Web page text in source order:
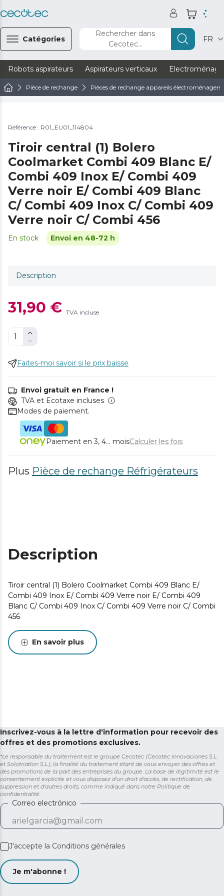
Catégories
Rechercher dans
Cecotec...
FR
Robots aspirateurs Aspirateurs verticaux
Pièce de rechange Pièces de rechange appareils électroménagers
Référence : R01_EU01_114804
Tiroir central (1) Bolero
Coolmarket Combi 409 Blanc E/
Combi 409 Inox E/ Combi 409
Verre noir E/ Combi 409 Blanc
C/ Combi 409 Inox C/ Combi 409
Verre noir C/ Combi 456
En stock Envoi en 48-72 h
Description
31,90 € TVA incluse
Faites-moi savoir si le prix baisse
Envoi gratuit en France !
TVA et Ecotaxe incluses
Modes de paiement.
Paiement en 3, 4... moisCalculer les fois
Plus Pièce de rechange Réfrigérateurs
Description
Tiroir central (1) Bolero Coolmarket Combi 409 Blanc E/
Combi 409 Inox E/ Combi 409 Verre noir E/ Combi 409
Blanc C/ Combi 409 Inox C/ Combi 409 Verre noir C/ Combi
456
En savoir plus
Inscrivez-vous à la lettre d'information pour recevoir des
offres et des promotions exclusives.
*Le responsable du traitement est le groupe Cecotec (Cecotec Innovaciones S.L.
et Solotriatlon S.L.), la finalité du traitement étant de vous envoyer des offres et
des promotions de la part des entreprises du groupe. La base de légitimité est le
consentement explicite et vous disposez d'un droit d'accès, de rectification, de
suppression et d'autres droits, comme indiqué dans notre Politique de
confidentialité
Correo electrónico
J'accepte la Conditions générales
Je m'abonne !